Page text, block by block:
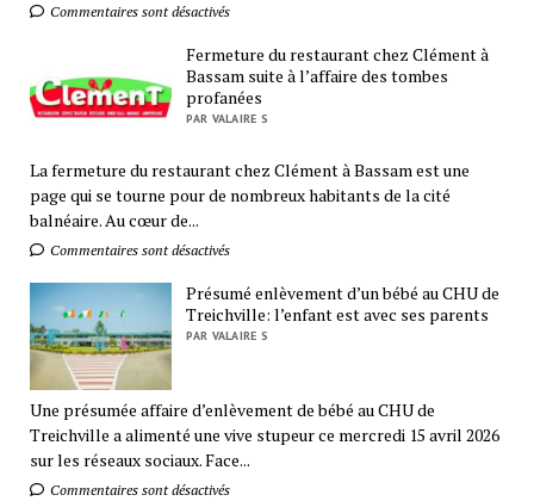
Commentaires sont désactivés
Fermeture du restaurant chez Clément à
Bassam suite à l’affaire des tombes
profanées
PAR VALAIRE S
La fermeture du restaurant chez Clément à Bassam est une
page qui se tourne pour de nombreux habitants de la cité
balnéaire. Au cœur de...
Commentaires sont désactivés
Présumé enlèvement d’un bébé au CHU de
Treichville: l’enfant est avec ses parents
PAR VALAIRE S
Une présumée affaire d’enlèvement de bébé au CHU de
Treichville a alimenté une vive stupeur ce mercredi 15 avril 2026
sur les réseaux sociaux. Face...
Commentaires sont désactivés